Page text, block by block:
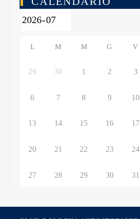
L M M G V
29 30 1 2 3
6 7 8 9 10
13 14 15 16 17
20 21 22 23 24
27 28 29 30 31